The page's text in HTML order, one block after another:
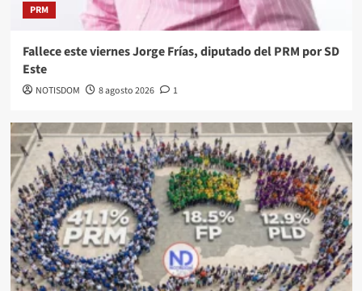
PRM
Fallece este viernes Jorge Frías, diputado del PRM por SD
Este
NOTISDOM 8 agosto 2026 1